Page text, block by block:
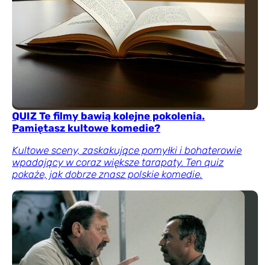
QUIZ Te filmy bawią kolejne pokolenia.
Pamiętasz kultowe komedie?
Kultowe sceny, zaskakujące pomyłki i bohaterowie
wpadający w coraz większe tarapaty. Ten quiz
pokaże, jak dobrze znasz polskie komedie.